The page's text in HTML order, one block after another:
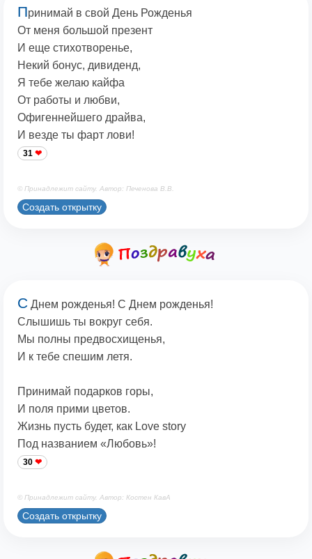
Принимай в свой День Рожденья
От меня большой презент
И еще стихотворенье,
Некий бонус, дивиденд,
Я тебе желаю кайфа
От работы и любви,
Офигеннейшего драйва,
И везде ты фарт лови!
31
© Принадлежит сайту. Автор: Печенова В.В.
Создать открытку
C Днем рожденья! С Днем рожденья!
Слышишь ты вокруг себя.
Мы полны предвосхищенья,
И к тебе спешим летя.
Принимай подарков горы,
И поля прими цветов.
Жизнь пусть будет, как Love story
Под названием «Любовь»!
30
© Принадлежит сайту. Автор: Костен КавА
Создать открытку